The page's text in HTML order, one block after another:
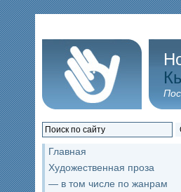
Главная
Художественная проза
— в том числе по жанрам